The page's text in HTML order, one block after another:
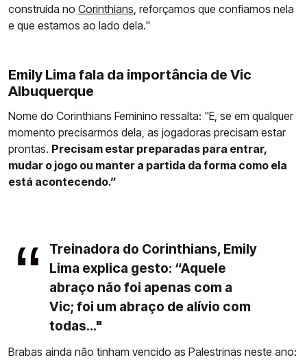
construída no Corinthians , reforçamos que confiamos nela
e que estamos ao lado dela."
Emily Lima fala da importância de Vic
Albuquerque
Nome do Corinthians Feminino ressalta: "E, se em qualquer
momento precisarmos dela, as jogadoras precisam estar
prontas. Precisam estar preparadas para entrar,
mudar o jogo ou manter a partida da forma como ela
está acontecendo.”
Treinadora do Corinthians, Emily
Lima explica gesto: “Aquele
abraço não foi apenas com a
Vic; foi um abraço de alívio com
todas..."
Brabas ainda não tinham vencido as Palestrinas neste ano: